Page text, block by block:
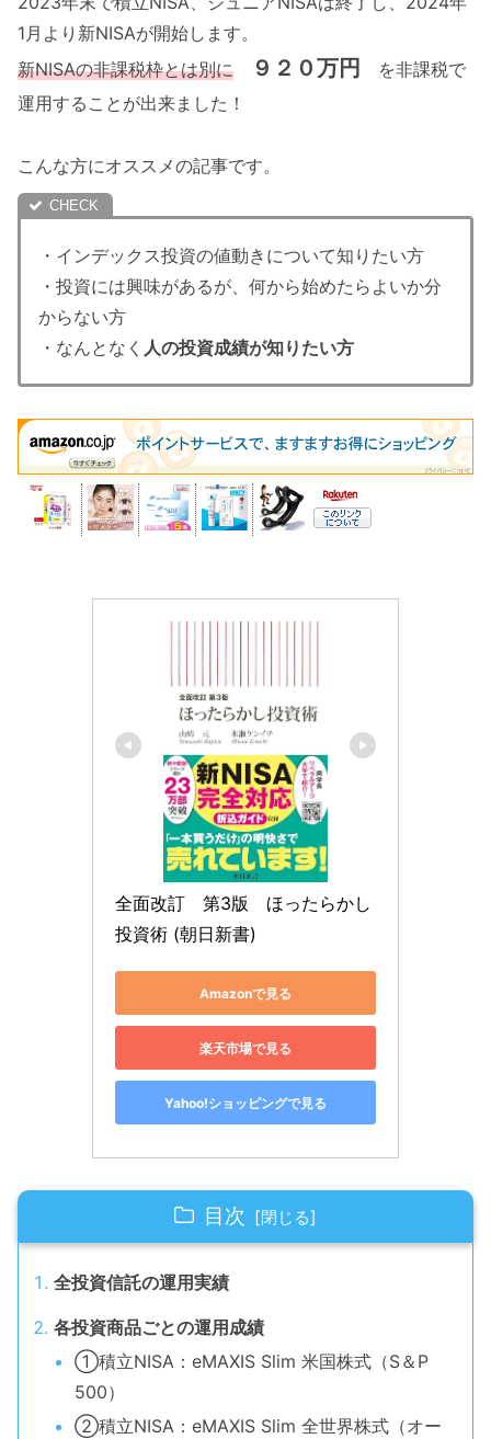
1月より新NISAが開始します。
新NISAの非課税枠とは別に
９２０万円
を非課税で
運用することが出来ました！
こんな方にオススメの記事です。
・インデックス投資の値動きについて知りたい方
・投資には興味があるが、何から始めたらよいか分
からない方
・なんとなく 人の投資成績が知りたい方
全面改訂　第3版　ほったらかし
投資術 (朝日新書)
Amazonで見る
楽天市場で見る
Yahoo!ショッピングで見る
目次
全投資信託の運用実績
各投資商品ごとの運用成績
①積立NISA：eMAXIS Slim 米国株式（S＆P
500）
➁積立NISA：eMAXIS Slim 全世界株式（オー